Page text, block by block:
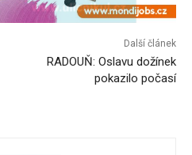
Další článek
RADOUŇ: Oslavu dožínek
pokazilo počasí